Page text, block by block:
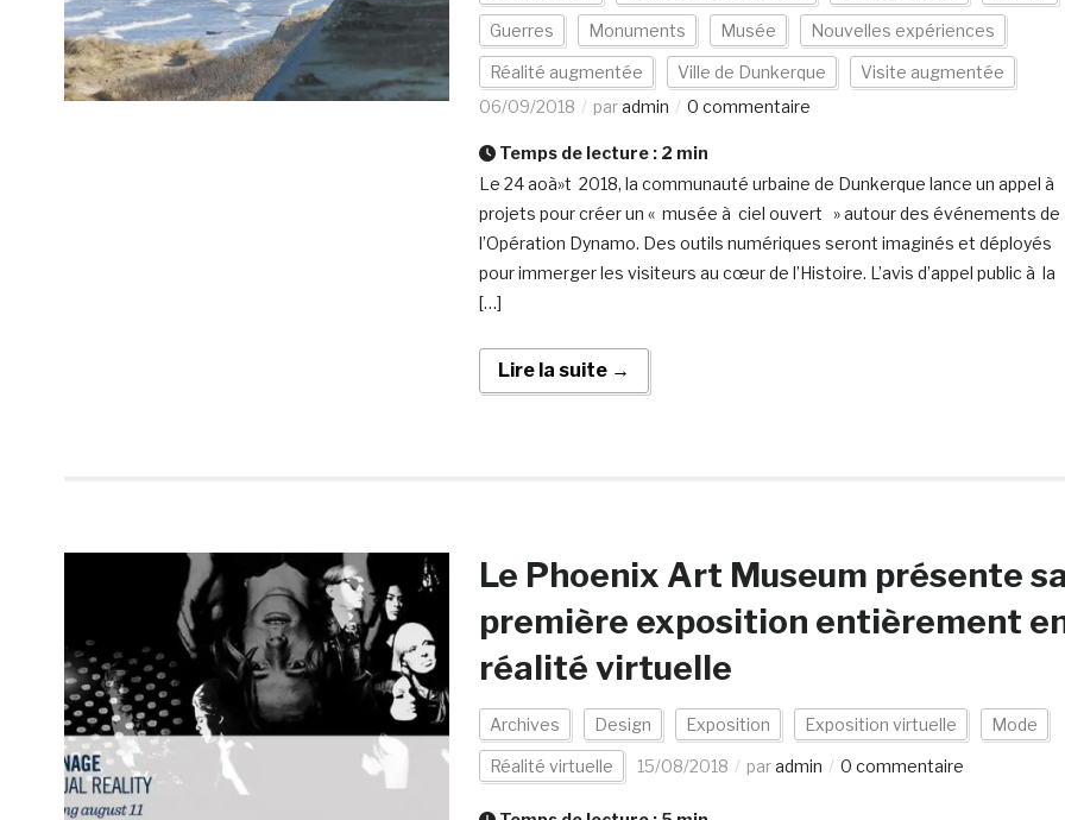
Guerres Monuments Musée Nouvelles expériences
Réalité augmentée Ville de Dunkerque
Visite augmentée
06/09/2018
paradmin 0 commentaire
Temps de lecture : 2 min
Le 24 aoà»t 2018, la communauté urbaine de Dunkerque lance un appel à
projets pour créer un « musée à ciel ouvert » autour des événements de
l’Opération Dynamo. Des outils numériques seront imaginés et déployés
pour immerger les visiteurs au cœur de l’Histoire. L’avis d’appel public à la
[…]
Lire la suite →
Le Phoenix Art Museum présente
première exposition entièrement
réalité virtuelle
Archives Design Exposition Exposition virtuelle Mode
Réalité virtuelle 15/08/2018 paradmin 0 commentaire